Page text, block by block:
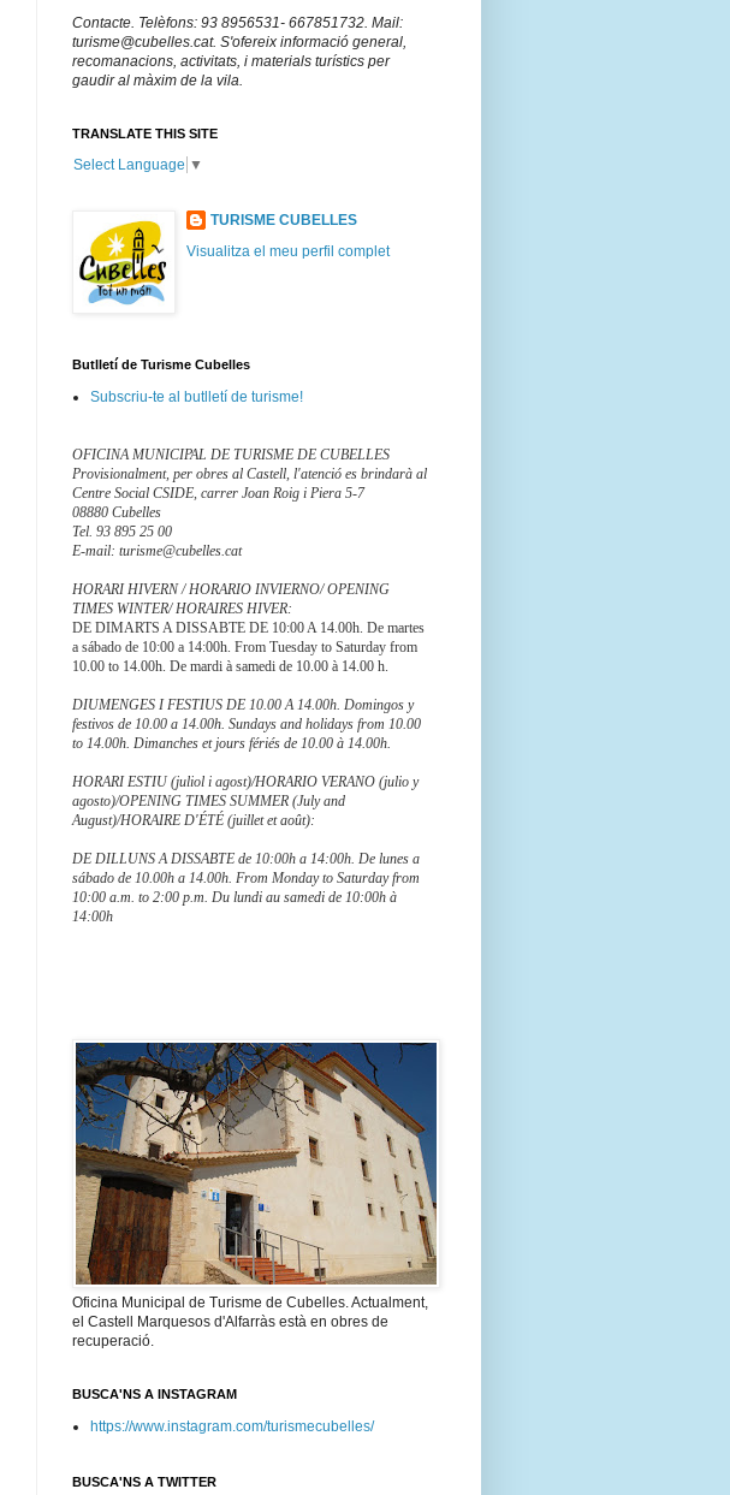
Contacte. Telèfons: 93 8956531- 667851732. Mail:
turisme@cubelles.cat. S'ofereix informació general,
recomanacions, activitats, i materials turístics per
gaudir al màxim de la vila.
TRANSLATE THIS SITE
Select Language ▼
TURISME CUBELLES
Visualitza el meu perfil complet
Butlletí de Turisme Cubelles
Subscriu-te al butlletí de turisme!
OFICINA MUNICIPAL DE TURISME DE CUBELLES
Provisionalment, per obres al Castell, l'atenció es brindarà al
Centre Social CSIDE, carrer Joan Roig i Piera 5-7
08880 Cubelles
Tel. 93 895 25 00
E-mail: turisme@cubelles.cat
HORARI HIVERN / HORARIO INVIERNO/ OPENING
TIMES WINTER/ HORAIRES HIVER:
DE DIMARTS A DISSABTE DE 10:00 A 14.00h. De martes
a sábado de 10:00 a 14:00h. From Tuesday to Saturday from
10.00 to 14.00h. De mardi à samedi de 10.00 à 14.00 h.
DIUMENGES I FESTIUS DE 10.00 A 14.00h. Domingos y
festivos de 10.00 a 14.00h. Sundays and holidays from 10.00
to 14.00h. Dimanches et jours fériés de 10.00 à 14.00h.
HORARI ESTIU (juliol i agost)/HORARIO VERANO (julio y
agosto)/OPENING TIMES SUMMER (July and
August)/HORAIRE D'ÉTÉ (juillet et août):
DE DILLUNS A DISSABTE de 10:00h a 14:00h. De lunes a
sábado de 10.00h a 14.00h. From Monday to Saturday from
10:00 a.m. to 2:00 p.m. Du lundi au samedi de 10:00h à
14:00h
Oficina Municipal de Turisme de Cubelles. Actualment,
el Castell Marquesos d'Alfarràs està en obres de
recuperació.
BUSCA'NS A INSTAGRAM
https://www.instagram.com/turismecubelles/
BUSCA'NS A TWITTER